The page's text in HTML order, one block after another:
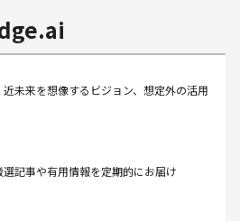
未来を想像するビジョン、想定外の活用
記事や有用情報を定期的にお届け